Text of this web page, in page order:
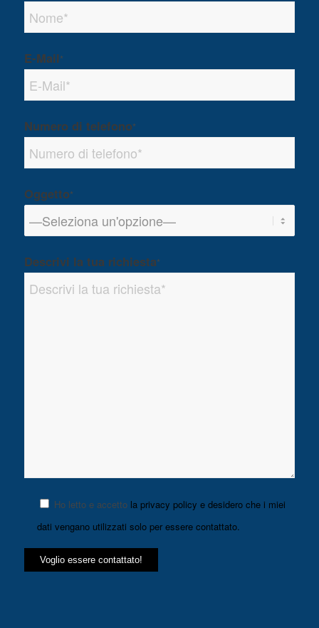
E-Mail*
Numero di telefono*
Oggetto*
Descrivi la tua richiesta*
Ho letto e accetto la privacy policy e desidero che i miei
dati vengano utilizzati solo per essere contattato.